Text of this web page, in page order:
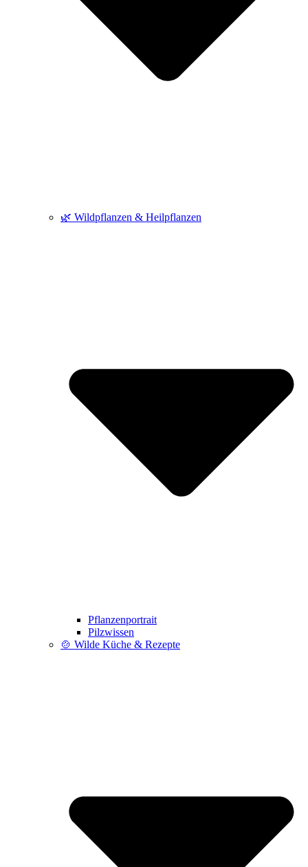
🌿 Wildpflanzen & Heilpflanzen
Pflanzenportrait
Pilzwissen
🍲 Wilde Küche & Rezepte